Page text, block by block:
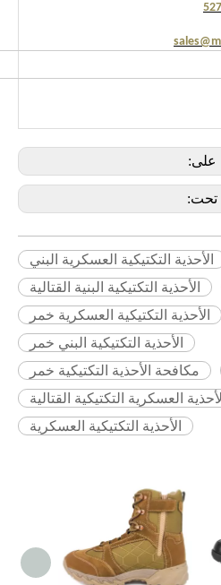
على:
تحت:
الأحذية التكتيكية العسكرية البني
الأحذية التكتيكية البنية القتالية
الأحذية التكتيكية العسكرية خمر
الأحذية التكتيكية البني خمر
مكافحة الأحذية التكتيكية خمر
الأحذية العسكرية التكتيكية القتالية
الأحذية التكتيكية العسكرية